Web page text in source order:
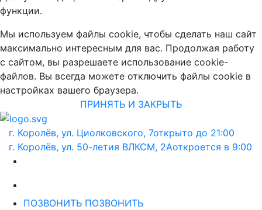
функции.
Мы используем файлы cookie, чтобы сделать наш сайт
максимально интересным для вас. Продолжая работу
с сайтом, вы разрешаете использование cookie-
файлов. Вы всегда можете отключить файлы cookie в
настройках вашего браузера.
ПРИНЯТЬ И ЗАКРЫТЬ
г. Королёв, ул. Циолковского, 7открыто до 21:00
г. Королёв, ул. 50-летия ВЛКСМ, 2Аоткроется в 9:00
ПОЗВОНИТЬ ПОЗВОНИТЬ